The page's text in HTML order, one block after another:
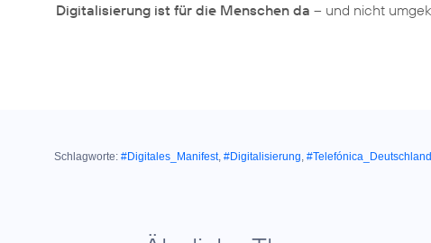
Digitalisierung ist für die Menschen da – und nicht
Schlagworte: #Digitales_Manifest, #Digitalisierung, #Telefónica_Deutschland